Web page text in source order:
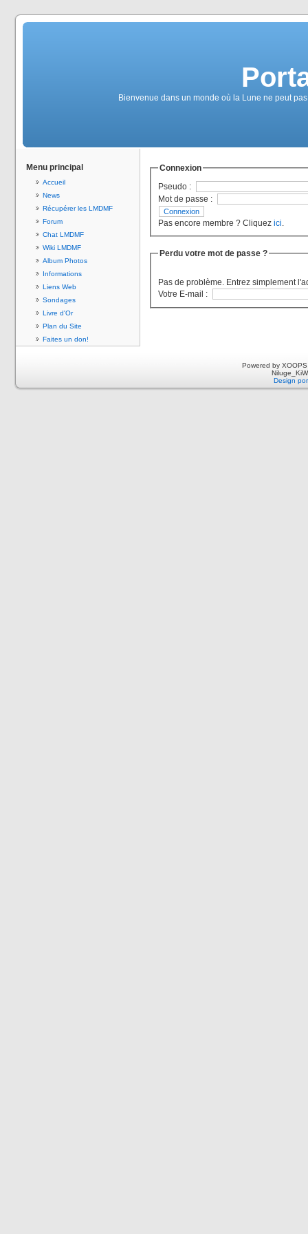
Bienvenue dans un monde où la Lune ne peut
Menu principal
Accueil
News
Récupérer les LMDMF
Forum
Chat LMDMF
Wiki LMDMF
Album Photos
Informations
Liens Web
Sondages
Livre d'Or
Plan du Site
Faites un don!
Connexion
Pseudo :
Mot de passe :
Pas encore membre ? Cliquez ici.
Perdu votre mot de passe ?
Pas de problème. Entrez simplement
Votre E-mail :
Powered by
Design